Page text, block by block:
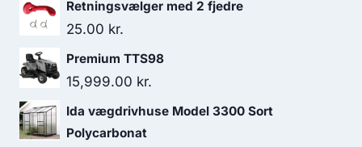
Retningsvælger med 2 fjedre
25.00 kr.
Premium TTS98
15,999.00 kr.
Ida vægdrivhuse Model 3300 Sort
Polycarbonat